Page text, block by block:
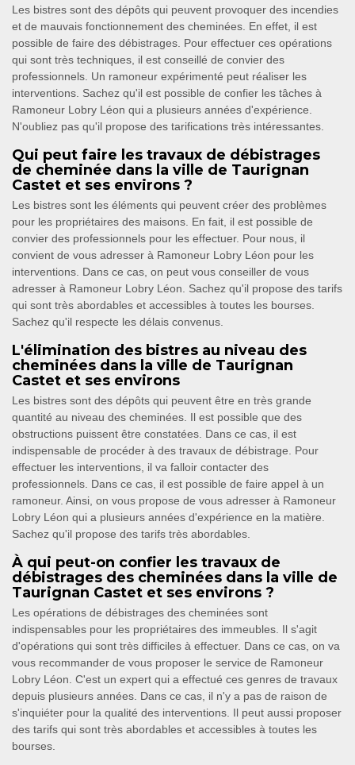
Les bistres sont des dépôts qui peuvent provoquer des incendies
et de mauvais fonctionnement des cheminées. En effet, il est
possible de faire des débistrages. Pour effectuer ces opérations
qui sont très techniques, il est conseillé de convier des
professionnels. Un ramoneur expérimenté peut réaliser les
interventions. Sachez qu'il est possible de confier les tâches à
Ramoneur Lobry Léon qui a plusieurs années d'expérience.
N'oubliez pas qu'il propose des tarifications très intéressantes.
Qui peut faire les travaux de débistrages
de cheminée dans la ville de Taurignan
Castet et ses environs ?
Les bistres sont les éléments qui peuvent créer des problèmes
pour les propriétaires des maisons. En fait, il est possible de
convier des professionnels pour les effectuer. Pour nous, il
convient de vous adresser à Ramoneur Lobry Léon pour les
interventions. Dans ce cas, on peut vous conseiller de vous
adresser à Ramoneur Lobry Léon. Sachez qu'il propose des tarifs
qui sont très abordables et accessibles à toutes les bourses.
Sachez qu'il respecte les délais convenus.
L'élimination des bistres au niveau des
cheminées dans la ville de Taurignan
Castet et ses environs
Les bistres sont des dépôts qui peuvent être en très grande
quantité au niveau des cheminées. Il est possible que des
obstructions puissent être constatées. Dans ce cas, il est
indispensable de procéder à des travaux de débistrage. Pour
effectuer les interventions, il va falloir contacter des
professionnels. Dans ce cas, il est possible de faire appel à un
ramoneur. Ainsi, on vous propose de vous adresser à Ramoneur
Lobry Léon qui a plusieurs années d'expérience en la matière.
Sachez qu'il propose des tarifs très abordables.
À qui peut-on confier les travaux de
débistrages des cheminées dans la ville de
Taurignan Castet et ses environs ?
Les opérations de débistrages des cheminées sont
indispensables pour les propriétaires des immeubles. Il s'agit
d'opérations qui sont très difficiles à effectuer. Dans ce cas, on va
vous recommander de vous proposer le service de Ramoneur
Lobry Léon. C'est un expert qui a effectué ces genres de travaux
depuis plusieurs années. Dans ce cas, il n'y a pas de raison de
s'inquiéter pour la qualité des interventions. Il peut aussi proposer
des tarifs qui sont très abordables et accessibles à toutes les
bourses.